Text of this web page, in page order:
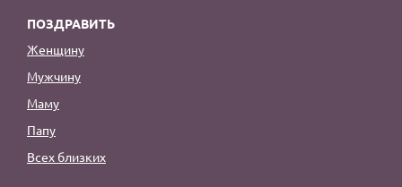
ПОЗДРАВИТЬ
Женщину
Мужчину
Маму
Папу
Всех близких